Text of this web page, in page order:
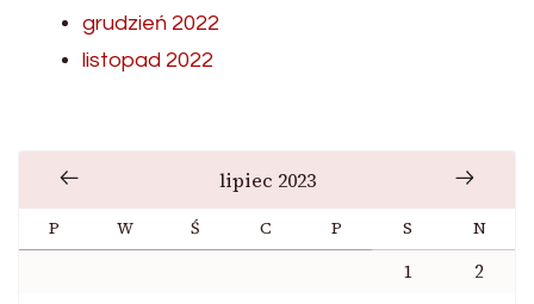
grudzień 2022
listopad 2022
lipiec 2023
P W Ś C P S N
1
2